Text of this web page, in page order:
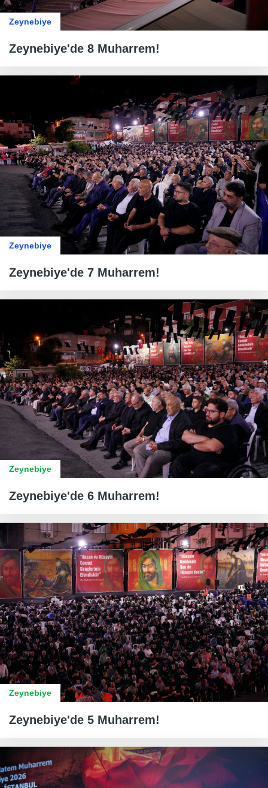
Zeynebiye
Zeynebiye'de 8 Muharrem!
Zeynebiye
Zeynebiye'de 7 Muharrem!
Zeynebiye
Zeynebiye'de 6 Muharrem!
Zeynebiye
Zeynebiye'de 5 Muharrem!